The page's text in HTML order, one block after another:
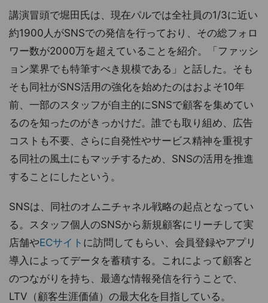
講演冒頭で堀田氏は、現在パルでは全社員の1/3に近い
約1900人がSNSでの発信を行っており、その総フォロ
ワー数が2000万を超えていることを紹介。「ファッシ
ョン業界でも特筆すべき規模である」と話した。そも
そも同社がSNS活用の強化を始めたのはおよそ10年
前、一部のスタッフが自主的にSNSで顧客を集めてい
るのを知ったのがきっかけだ。誰でも取り組め、広告
コストも不要、さらに自発性やサービス精神を重視す
る同社の風土にもマッチするため、SNSの活用を推進
することにしたという。
SNSは、同社のオムニチャネル戦略の起点となってい
る。スタッフ個人のSNSから新規顧客にリーチして実
店舗やECサイト に訪問してもらい、会員登録やアプリ
導入によってデータを蓄積する。これによって顧客と
のつながりを持ち、最適な情報発信を行うことで、
LTV（顧客生涯価値）の最大化を目指している。